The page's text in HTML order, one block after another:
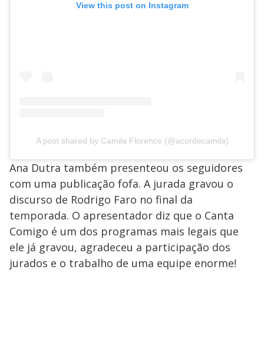
View this post on Instagram
A post shared by Camila Florence (@acordecamila)
Ana Dutra também presenteou os seguidores
com uma publicação fofa. A jurada gravou o
discurso de Rodrigo Faro no final da
temporada. O apresentador diz que o Canta
Comigo é um dos programas mais legais que
ele já gravou, agradeceu a participação dos
jurados e o trabalho de uma equipe enorme!